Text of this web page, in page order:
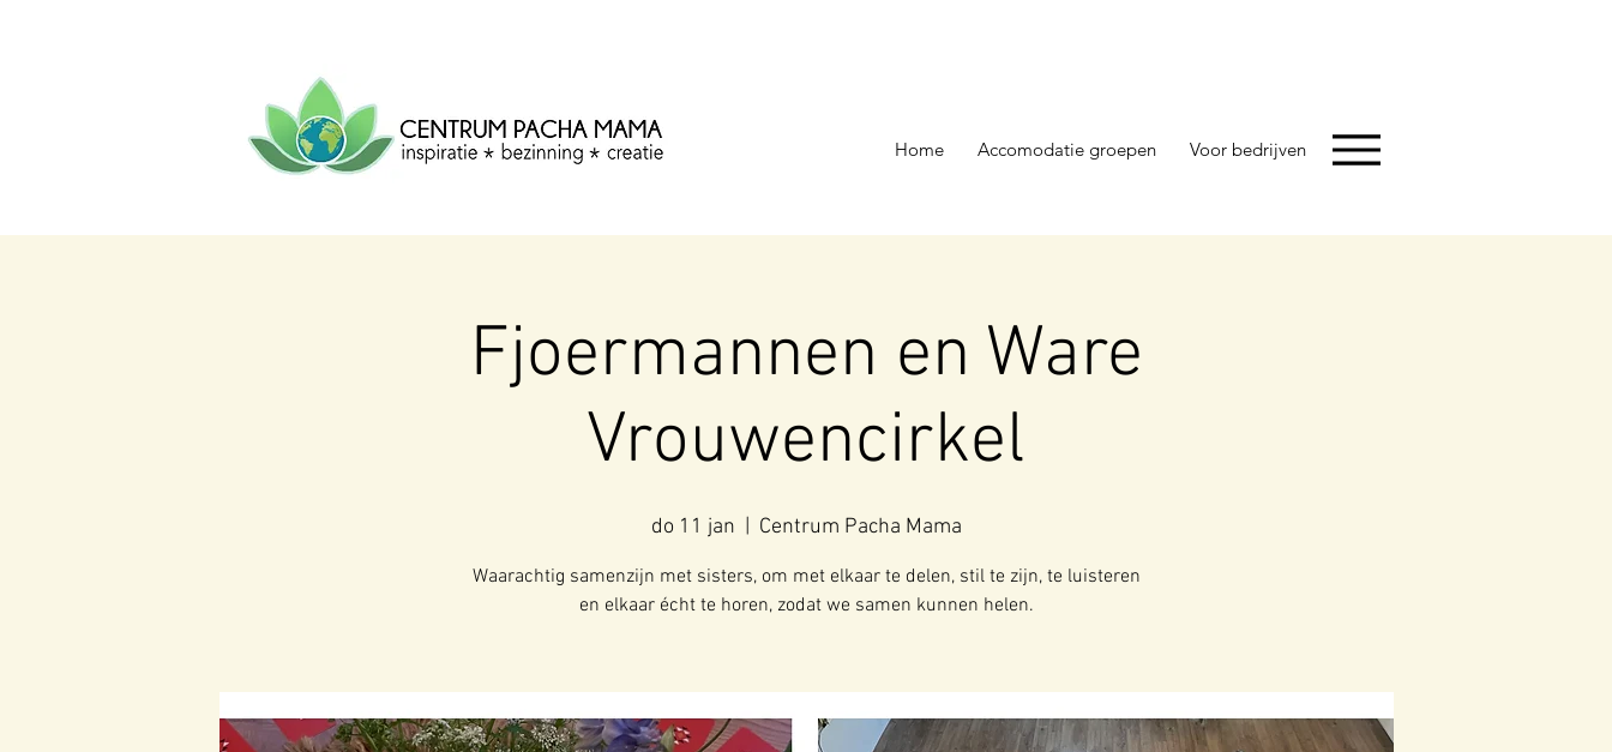
CENTRUM
PACHA
MAMA Centrum voor inspiratie, bezinning &
creatie.
Home Accomodatie groepen Voor bedrijven
Fjoermannen en Ware
Vrouwencirkel
do 11 jan Centrum Pacha Mama
Waarachtig samenzijn met sisters, om met elkaar te delen, stil te zijn, te luisteren
en elkaar écht te horen, zodat we samen kunnen helen.